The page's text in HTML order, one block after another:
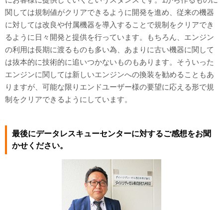
関しては規制値がクリアできるように開発を進め、従来の機器
に対しては改良や付属機器を導入することで規制をクリアでき
るように日々開発と提供を行っています。もちろん、エンジン
の利用は長期に渡るものも多い為、あまりに古い機器に関して
は抜本的に技術的に追いつかないものもあります。そういった
エンジンに関しては新しいエンジンへの換装を勧めることもあ
りますが、可能な限りエンドユーザー様の要望に応える形で規
制をクリアできるようにしています。
最後にデータレスキューセンターに対するご感想をお聞
かせください。